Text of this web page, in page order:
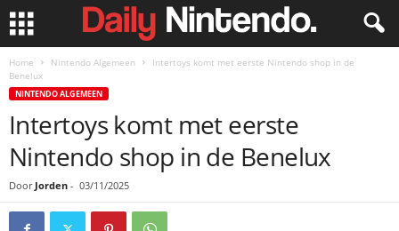
Home Nintendo Algemeen
Intertoys komt met eerste Nintendo shop in de
Benelux
NINTENDO ALGEMEEN
Intertoys komt met eerste
Nintendo shop in de Benelux
Door Jorden - 03/11/2025